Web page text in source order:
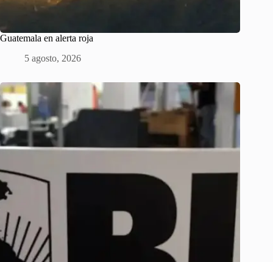
Guatemala en alerta roja
5 agosto, 2026